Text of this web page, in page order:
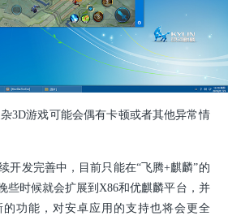
3D游戏可能会偶有卡顿或者其他异常情
开发完善中，目前只能在“飞腾+麒麟”的
些时候就会扩展到X86和优麒麟平台，并
功能，对安卓应用的支持也将会更全